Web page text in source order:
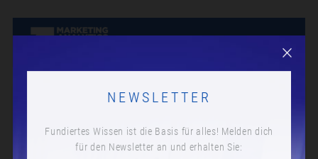
NEWSLETTER
Fundiertes Wissen ist die Basis für alles! Melden dich
für den Newsletter an und erhalten Sie: